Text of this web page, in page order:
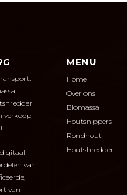
verkoop
van
van
MENU
Home
Over ons
Biomassa
Houtsnippers
Rondhout
Houtshredder